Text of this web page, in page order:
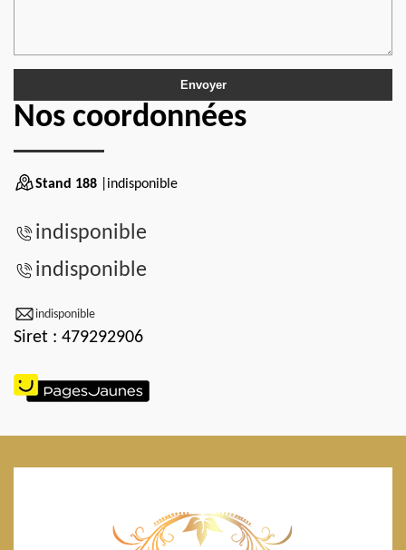
Nos coordonnées
Stand 188 |indisponible
indisponible
indisponible
indisponible
Siret : 479292906